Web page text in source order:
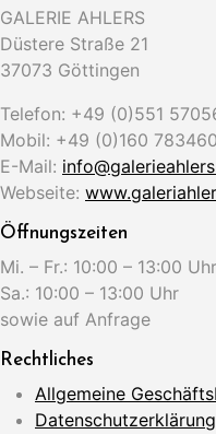
GALERIE AHLERS
Düstere Straße 21
37073 Göttingen
Telefon: +49 (0)551
Mobil: +49 (0)160
E-Mail:
Webseite:
Öffnungszeiten
Mi. – Fr.: 10:00 – 13:00
Sa.: 10:00 – 13:00 Uhr
sowie auf Anfrage
Rechtliches
Allgemeine
Datenschutzerklärung